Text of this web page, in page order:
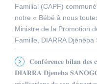
Familial (CAPF)
notre « Bébé à nous
Ministre de la Promotion
Famille, DIARRA Djénéba
𝐂𝐨𝐧𝐟é𝐫𝐞𝐧𝐜𝐞 𝐛𝐢𝐥𝐚𝐧 𝐝𝐞𝐬
𝐃𝐈𝐀𝐑𝐑𝐀 𝐃𝐣𝐞𝐧𝐞𝐛𝐚 𝐒𝐀𝐍𝐎𝐆𝐎